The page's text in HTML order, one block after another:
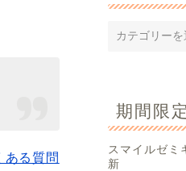
ある質問
期間限
スマイルゼミ
新